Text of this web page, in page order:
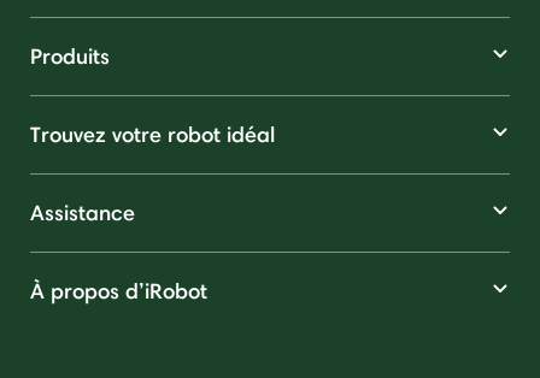
Produits
Trouvez votre robot idéal
Assistance
À propos d’iRobot